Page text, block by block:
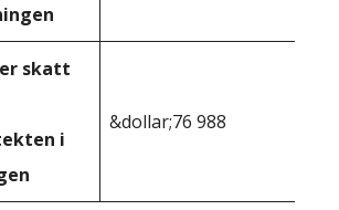
skatt
i
&dollar;76 988